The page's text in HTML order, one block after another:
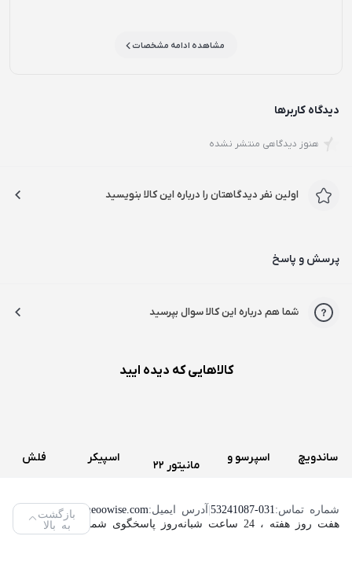
مشاهده ادامه مشخصات
دیدگاه کاربرها
هنوز دیدگاهی منتشر نشده
اولین نفر دیدگاهتان را درباره این کالا بنویسید
پرسش و پاسخ
شما هم درباره این کالا سوال بپرسید
کالاهایی که دیده ایید
ساندویچ
ساز کنوود
مدل
اسپرسو و
دولچه
مانیتور 22
مدل
اسپیکر
تسکو
مدل TS
فلش
ویکومن
مدل
شماره تماس: 53241087-031
|آدرس ایمیل:info@neoowise.com
هفت روز هفته ، 24 ساعت شبانه‌روز پاسخگوی شما هستیم.
بازگشت
به بالا